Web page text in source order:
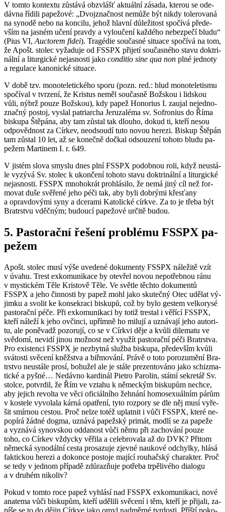
V tomto kon­tex­tu zů­stá­vá ob­zvlášť ak­tu­ál­ní zá­sa­da, kte­rou se ode­
dáv­na ří­di­li pa­pe­žo­vé: „Dvoj­znač­nost ne­mů­že být nikdy to­le­ro­va­ná
na sy­no­dě nebo na kon­ci­lu, jehož hlav­ní dů­le­ži­tost spo­čí­vá pře­de­
vším na jas­ném učení prav­dy a vy­lou­če­ní kaž­dé­ho ne­bez­pe­čí bludu“
(Pius VI, Auc­to­rem fidei). Tragé­die sou­čas­né si­tu­a­ce spo­čí­vá na tom,
že Apošt. sto­lec vy­ža­du­je od FSSPX při­je­tí sou­čas­né­ho stavu dok­tri­
nál­ní a li­tur­gic­ké ne­jas­nos­ti jako con­di­tio sine qua non plné jed­no­ty
a re­gu­la­ce ka­no­nic­ké si­tu­a­ce.
V době tzv. mo­no­te­le­tic­ké­ho sporu (pozn. red.: blud mo­no­te­le­tis­mu
spo­čí­val v tvr­ze­ní, že Kris­tus neměl sou­čas­ně Bož­skou i lid­skou
vůli, nýbrž pouze Bož­skou), kdy papež Ho­no­rius I. za­u­jal ne­jed­no­
znač­ný po­stoj, vy­slal pa­tri­ar­cha Je­ruza­lé­ma sv. Sofro­nius do Říma
bis­ku­pa Ště­pá­na, aby tam zů­stal tak dlou­ho, dokud ti, kteří nesou
od­po­věd­nost za Cír­kev, ne­od­sou­dí tuto novou he­re­zi. Bis­kup Ště­pán
tam zů­stal 10 let, až se ko­neč­ně do­čkal od­sou­ze­ní to­ho­to bludu pa­
pe­žem Mar­ti­nem I. r. 649.
V jis­tém slova smys­lu dnes plní FSSPX po­dob­nou roli, když ne­u­stá­
le vy­zý­vá Sv. sto­lec k ukon­če­ní to­ho­to stavu dok­tri­nál­ní a li­tur­gic­ké
ne­jas­nos­ti. FSSPX mno­ho­krát pro­hlá­si­lo, že nemá jiný cíl než for­
mo­vat duše svě­ře­né jeho péči tak, aby byli dob­rý­mi křes­ťa­ny
a oprav­do­vý­mi syny a dce­ra­mi Ka­to­lic­ké církve. Za to je třeba být
Bra­trstvu vděč­ným; bu­dou­cí pa­pe­žo­vé ur­či­tě budou.
5. Pas­to­rač­ní ře­še­ní pro­blé­mu FSSPX pa­
pe­žem
Apošt. sto­lec musí výše uve­de­né do­ku­men­ty FSSPX ná­le­ži­tě vzít
v úvahu. Trest ex­ko­mu­ni­ka­ce by ote­vřel novou ne­po­třeb­nou ránu
v mystic­kém Těle Kris­to­vě Těle. Ve svět­le těch­to do­ku­men­tů
FSSPX a jeho čin­nos­ti by papež mohl jako sku­teč­ný Otec udě­lat vý­
jim­ku a svo­lit ke kon­se­kra­ci bis­ku­pů, což by bylo ges­tem vel­ko­ry­sé
pas­to­rač­ní péče. Při ex­ko­mu­ni­ka­ci by totiž trestal i vě­ří­cí FSSPX,
kteří ná­le­ží k jeho ovčin­ci, upřím­ně ho mi­lu­jí a uzná­va­jí jeho au­to­ri­
tu, ale po­ně­vadž po­zo­ru­jí, co se v Církvi děje a kvůli di­le­ma­tu ve
svě­do­mí, ne­vi­dí jinou mož­nost než vy­u­žít pas­to­rač­ní péči Bra­trstva.
Pro exis­ten­ci FSSPX je ne­zbyt­ná služ­ba bis­ku­pa, pře­de­vším kvůli
svá­tos­ti svě­ce­ní kněž­stva a biř­mo­vá­ní. Právě o toto po­ro­zu­mě­ní Bra­
trstvo ne­u­stá­le prosí, bo­hu­žel ale je stále pre­zen­to­vá­no jako schi­zma­
tic­ké a pyšné… Ne­dáv­no kar­di­nál Pi­e­t­ro Pa­ro­lin, stát­ní se­kre­tář Sv.
stol­ce, po­tvr­dil, že Řím ve vzta­hu k ně­mec­kým bis­ku­pům ne­chce,
aby je­jich re­vol­ta ve věci ofi­ci­ál­ní­ho žeh­ná­ní ho­mose­xu­ál­ním párům
v kos­te­le vy­vo­la­la kárná opat­ře­ní, tyto roz­po­ry se dle něj musí vy­ře­
šit smír­nou ces­tou. Proč nelze totéž uplat­nit i vůči FSSPX, které ne­
po­pí­rá žádné dogma, uzná­vá pa­pež­ský pri­mát, modlí se za pa­pe­že
a vy­zná­vá sy­nov­skou od­da­nost vůči němu při za­cho­vá­ní pouze
toho, co Cír­kev vždyc­ky vě­ři­la a ce­le­bro­va­la až do DVK? Při­tom
ně­mec­ká sy­no­dál­ní cesta pro­sa­zu­je zjev­né nau­ko­vé od­chyl­ky, hlásá
fak­tic­kou he­re­zi a do­kon­ce po­sto­je ma­jí­cí rou­hač­ský cha­rak­ter. Proč
se tedy v jed­nom pří­pa­dě zdů­razňuje po­tře­ba tr­pě­li­vé­ho di­a­lo­gu
a v dru­hém ni­ko­liv?
Pokud v tomto roce papež vy­hlá­sí nad FSSPX ex­ko­mu­ni­ka­ci, nové
ana­te­ma vůči bis­ku­pům, kteří udě­li­li svě­ce­ní i těm, kteří je při­ja­li, za­
pí­še se to do dějin Církve jako omyl nad­měr­né tvr­dos­ti. Příští po­ko­